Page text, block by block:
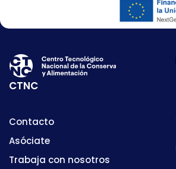
CTNC
Contacto
Asóciate
Trabaja con nosotros